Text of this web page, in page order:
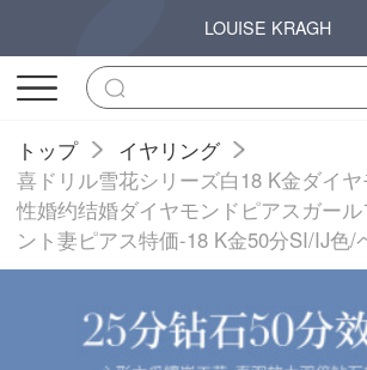
LOUISE KRAGH
トップ
イヤリング
喜ドリル雪花シリーズ白18 K金ダイ
性婚约结婚ダイヤモンドピアスガー
ント妻ピアス特価-18 K金50分SI/IJ色/